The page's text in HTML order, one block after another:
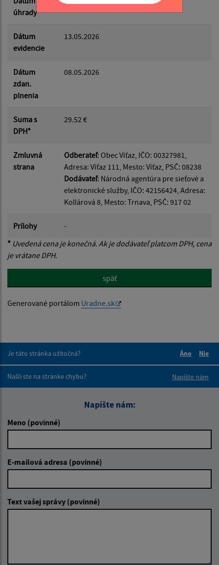
úhrady
Dátum
evidencie
13.05.2026
Dátum
zdan.
plnenia
08.05.2026
Suma s
DPH*
29.52 €
Zmluvná
strana
Odberateľ: Obec Víťaz, IČO: 00327981,
Adresa: Víťaz 111, Mesto: Víťaz, PSČ: 08238
Dodávateľ: Národná agentúra pre sieťové a
elektronické služby, IČO: 42156424, Adresa:
Kollárová 8, Mesto: Trnava, PSČ: 917 02
Prílohy
-
* Uvedená cena je konečná. Ak je dodávateľ platcom DPH, cena
je vrátane DPH.
späť
Generované portálom Uradne.sk
Je táto stránka užitočná?
Áno
Nie
Našli ste na stránke chybu?
Napíšte nám
Napíšte nám:
Meno (povinné)
E-mailová adresa (povinné)
Text vašej správy (povinné)